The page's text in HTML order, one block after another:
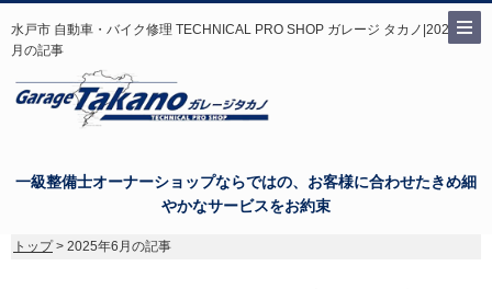
水戸市 自動車・バイク修理 TECHNICAL PRO SHOP ガレージ タカノ|2025年6
月の記事
一級整備士オーナーショップならではの、お客様に合わせたきめ細
やかなサービスをお約束
トップ> 2025年6月の記事